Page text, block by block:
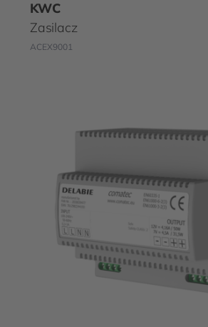
KWC
Zasilacz
ACEX9001